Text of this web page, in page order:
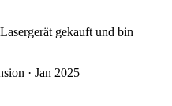
gekauft und bin
· Jan 2025